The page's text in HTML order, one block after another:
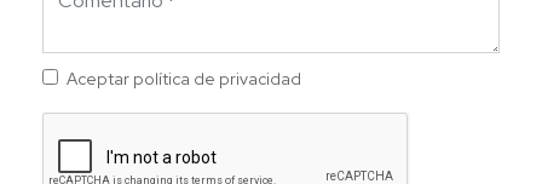
Aceptar política de privacidad